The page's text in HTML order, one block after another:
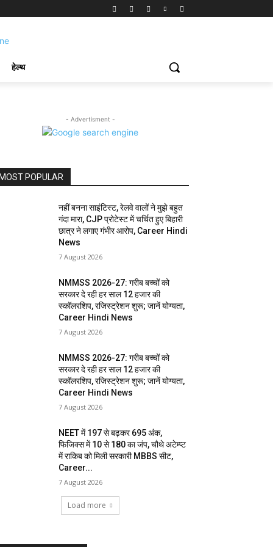
हेल्थ
- Advertisment -
MOST POPULAR
नहीं बनना साइंटिस्ट, रेलवे वालों ने मुझे बहुत
गंदा मारा, CJP प्रोटेस्ट में चर्चित हुए बिहारी
छात्र ने लगाए गंभीर आरोप, Career Hindi
News
7 August 2026
NMMSS 2026-27: गरीब बच्चों को
सरकार दे रही हर साल 12 हजार की
स्कॉलरशिप, रजिस्ट्रेशन शुरू; जानें योग्यता,
Career Hindi News
7 August 2026
NMMSS 2026-27: गरीब बच्चों को
सरकार दे रही हर साल 12 हजार की
स्कॉलरशिप, रजिस्ट्रेशन शुरू; जानें योग्यता,
Career Hindi News
7 August 2026
NEET में 197 से बढ़कर 695 अंक,
फिजिक्स में 10 से 180 का जंप, चौथे अटेम्प्ट
में राकिब को मिली सरकारी MBBS सीट,
Career...
7 August 2026
Load more